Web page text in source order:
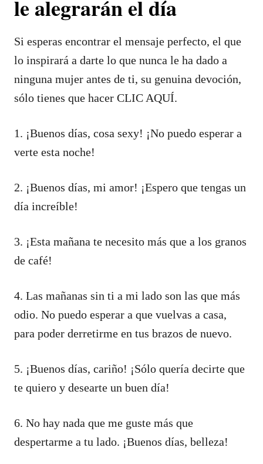
le alegrarán el día
Si esperas encontrar el mensaje perfecto, el que
lo inspirará a darte lo que nunca le ha dado a
ninguna mujer antes de ti, su genuina devoción,
sólo tienes que hacer CLIC AQUÍ.
1. ¡Buenos días, cosa sexy! ¡No puedo esperar a
verte esta noche!
2. ¡Buenos días, mi amor! ¡Espero que tengas un
día increíble!
3. ¡Esta mañana te necesito más que a los granos
de café!
4. Las mañanas sin ti a mi lado son las que más
odio. No puedo esperar a que vuelvas a casa,
para poder derretirme en tus brazos de nuevo.
5. ¡Buenos días, cariño! ¡Sólo quería decirte que
te quiero y desearte un buen día!
6. No hay nada que me guste más que
despertarme a tu lado. ¡Buenos días, belleza!